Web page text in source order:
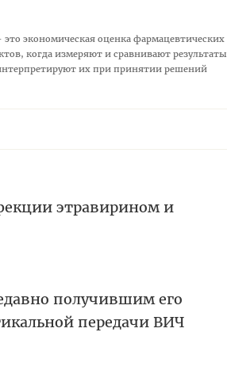
экономическая оценка фармацевтических
когда измеряют и сравнивают результаты
их при принятии решений
этравирином и
получившим его
передачи ВИЧ